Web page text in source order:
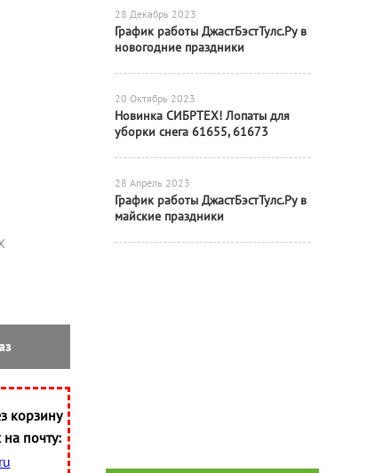
корзину
на почту:
28 Декабрь 2023
График работы ДжастБэстТулс.Ру в
новогодние праздники
20 Октябрь 2023
Новинка СИБРТЕХ! Лопаты для
уборки снега 61655, 61673
28 Апрель 2023
График работы ДжастБэстТулс.Ру в
майские праздники